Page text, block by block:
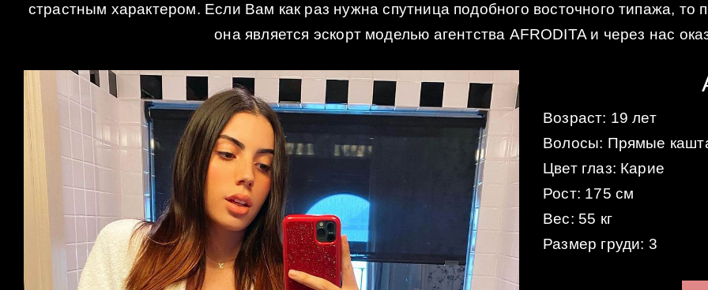
страстным характером. Если Вам как раз нужна спутница подобного восточного типажа, то
она является эскорт моделью агентства AFRODITA и через нас
Возраст: 19 лет
Волосы: Прямые
Цвет глаз: Карие
Рост: 175 см
Вес: 55 кг
Размер груди: 3